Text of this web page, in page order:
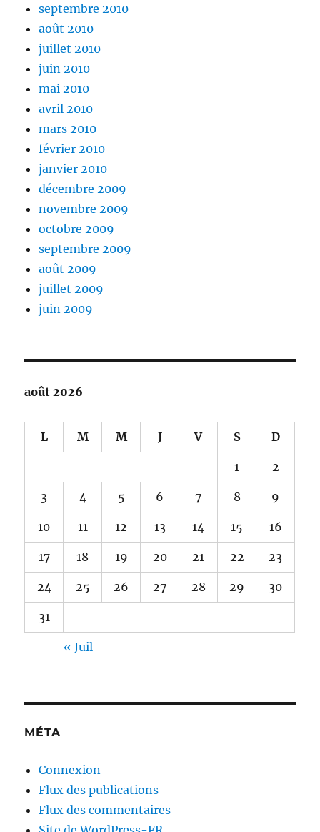
septembre 2010
août 2010
juillet 2010
juin 2010
mai 2010
avril 2010
mars 2010
février 2010
janvier 2010
décembre 2009
novembre 2009
octobre 2009
septembre 2009
août 2009
juillet 2009
juin 2009
août 2026
L M M J V S D
1 2
3 4 5 6 7 8 9
10 11 12 13 14 15 16
17 18 19 20 21 22 23
24 25 26 27 28 29 30
31
« Juil
MÉTA
Connexion
Flux des publications
Flux des commentaires